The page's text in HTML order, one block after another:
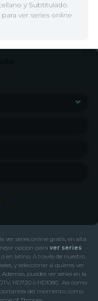
y Subtitulado.
ver series online
de Familia
de Novela
de Kids
ver series online gratis, en alta
opcion para ver series
en latino. A través de nuestro
y seleccionar si quieres ver
puedes ver series en la
HD720 o HD1080 . Así como
del momento, como